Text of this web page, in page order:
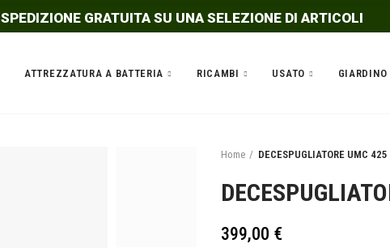
SPEDIZIONE GRATUITA SU UNA SELEZIONE DI ARTICOLI
ATTREZZATURA A BATTERIA RICAMBI USATO GIARDINO
Home DECESPUGLIATORE UMC 425
399,00 €